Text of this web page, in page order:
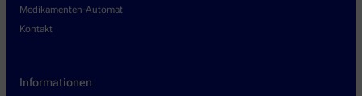
Medikamenten-Automat
Kontakt
Informationen